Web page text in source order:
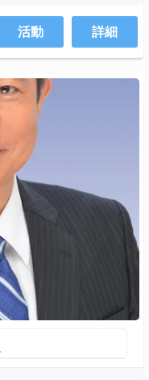
活動 詳細